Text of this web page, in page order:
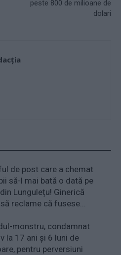
peste 800 de milioane de
dolari
de post care a chemat
să-l mai bată o dată pe
Lungulețu! Ginerică
reclame că fusese...
monstru, condamnat
la 17 ani și 6 luni de
pentru perversiuni